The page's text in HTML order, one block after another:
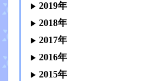
2019年
2018年
2017年
2016年
2015年